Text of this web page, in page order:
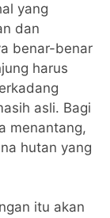
yang
dan
benar-benar
harus
asli. Bagi
menantang,
hutan yang
itu akan